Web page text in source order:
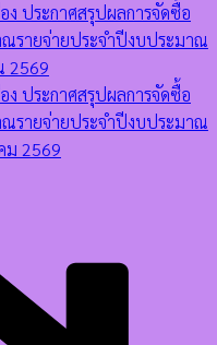
ง ประกาศสรุปผลการจัดซื้อ
รายจ่ายประจำปีงบประมาณ
2569
ง ประกาศสรุปผลการจัดซื้อ
รายจ่ายประจำปีงบประมาณ
ม 2569